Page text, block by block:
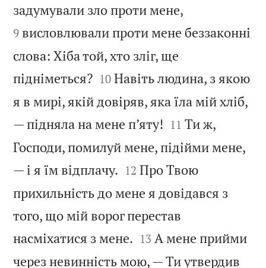
задумували зло проти мене,
9 висловлювали проти мене беззаконні
слова: Хіба той, хто зліг, ще
підніметься?
10 Навіть людина, з якою
я в мирі, якій довіряв, яка їла мій хліб,
— підняла на мене п’яту! 

11 Ти ж,
Господи, помилуй мене, підійми мене,
— і я їм відплачу. 

12 Про Твою
прихильність до мене я довідався з
того, що мій ворог перестав
насміхатися з мене. 

13 А мене прийми
через невинність мою, — Ти утвердив